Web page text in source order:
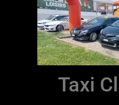
Taxi